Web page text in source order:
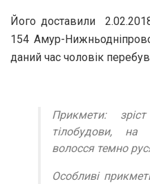
Його доставили
154 Амур-
даний час чоловік
Прикмети:
тілобудови,
волосся темно
Особливі